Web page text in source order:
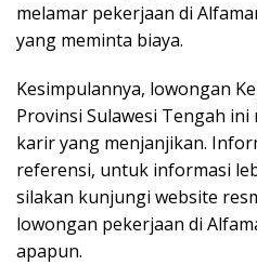
melamar pekerjaan di
yang meminta biaya.
Kesimpulannya, lowongan
Provinsi Sulawesi Tengah
karir yang menjanjikan.
referensi, untuk informasi
silakan kunjungi website
lowongan pekerjaan di
apapun.